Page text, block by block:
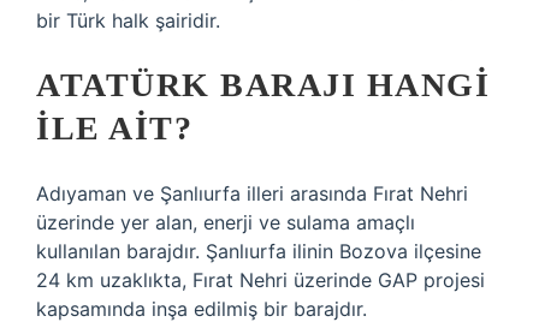
bir Türk halk şairidir.
ATATÜRK BARAJI HANGI
ILE AIT?
Adıyaman ve Şanlıurfa illeri arasında Fırat Nehri
üzerinde yer alan, enerji ve sulama amaçlı
kullanılan barajdır. Şanlıurfa ilinin Bozova ilçesine
24 km uzaklıkta, Fırat Nehri üzerinde GAP projesi
kapsamında inşa edilmiş bir barajdır.